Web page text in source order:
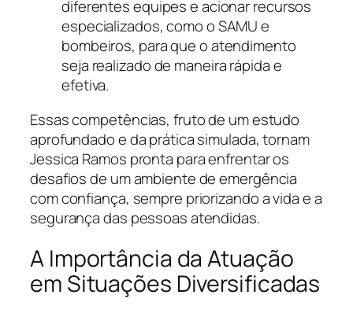
diferentes equipes e acionar recursos
especializados, como o SAMU e
bombeiros, para que o atendimento
seja realizado de maneira rápida e
efetiva.
Essas competências, fruto de um estudo
aprofundado e da prática simulada, tornam
Jessica Ramos pronta para enfrentar os
desafios de um ambiente de emergência
com confiança, sempre priorizando a vida e a
segurança das pessoas atendidas.
A Importância da Atuação
em Situações Diversificadas